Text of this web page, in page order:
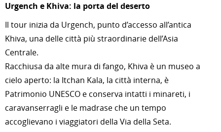
Urgench e Khiva: la porta del deserto
Il tour inizia da Urgench, punto d’accesso all’antica
Khiva, una delle città più straordinarie dell’Asia
Centrale.
Racchiusa da alte mura di fango, Khiva è un museo a
cielo aperto: la Itchan Kala, la città interna, è
Patrimonio UNESCO e conserva intatti i minareti, i
caravanserragli e le madrase che un tempo
accoglievano i viaggiatori della Via della Seta.